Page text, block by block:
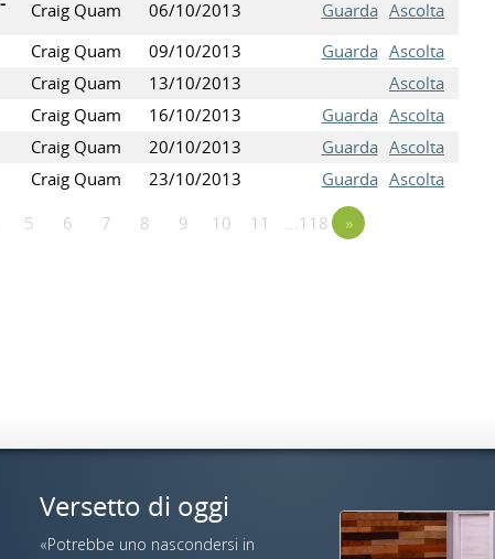
Craig Quam 06/10/2013 Guarda Ascolta
Craig Quam 09/10/2013 Guarda Ascolta
Craig Quam 13/10/2013
Ascolta
Craig Quam 16/10/2013 Guarda Ascolta
Craig Quam 20/10/2013 Guarda Ascolta
Craig Quam 23/10/2013 Guarda Ascolta
5 6 7 8 9 10 11 …118 »
Versetto di oggi
«Potrebbe uno nascondersi in